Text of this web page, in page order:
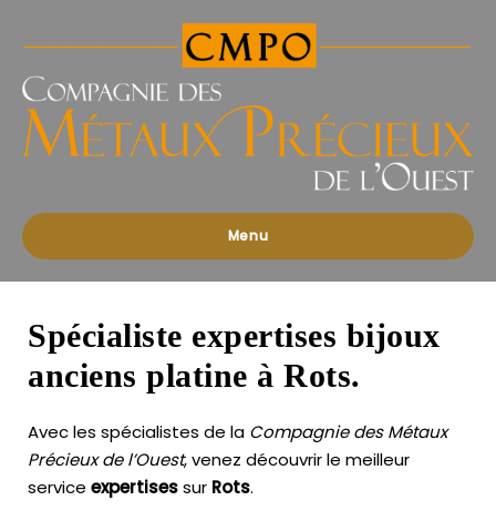
des
Précieux
l'Ouest
Menu
Spécialiste expertises bijoux
anciens platine à Rots.
Avec les spécialistes de la Compagnie des Métaux
Précieux de l’Ouest, venez découvrir le meilleur
service expertisessur Rots.